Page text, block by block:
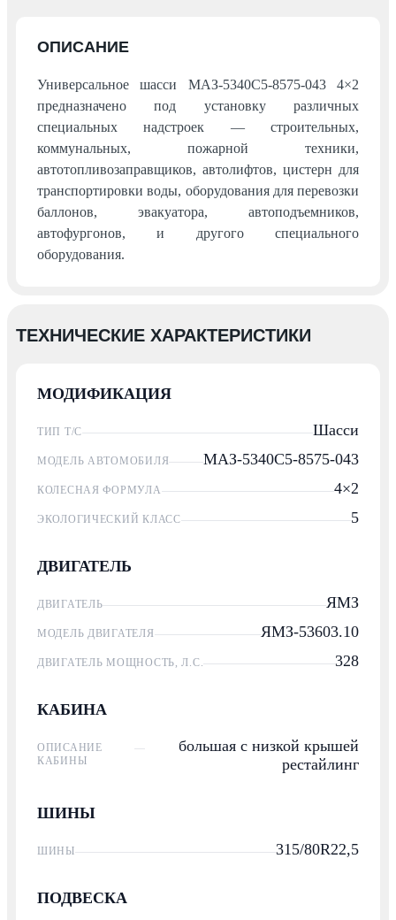
ОПИСАНИЕ
Универсальное шасси МАЗ-5340С5-8575-043 4×2
предназначено под установку различных
специальных надстроек — строительных,
коммунальных, пожарной техники,
автотопливозаправщиков, автолифтов, цистерн для
транспортировки воды, оборудования для перевозки
баллонов, эвакуатора, автоподъемников,
автофургонов, и другого специального
оборудования.
ТЕХНИЧЕСКИЕ ХАРАКТЕРИСТИКИ
МОДИФИКАЦИЯ
ТИП Т/С Шасси
МОДЕЛЬ АВТОМОБИЛЯ МАЗ-5340С5-8575-043
КОЛЕСНАЯ ФОРМУЛА 4×2
ЭКОЛОГИЧЕСКИЙ КЛАСС 5
ДВИГАТЕЛЬ
ДВИГАТЕЛЬ ЯМЗ
МОДЕЛЬ ДВИГАТЕЛЯ ЯМЗ-53603.10
ДВИГАТЕЛЬ МОЩНОСТЬ, Л.С. 328
КАБИНА
ОПИСАНИЕ
КАБИНЫ
большая с низкой крышей
рестайлинг
ШИНЫ
ШИНЫ 315/80R22,5
ПОДВЕСКА